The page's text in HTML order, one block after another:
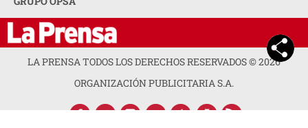
LA PRENSA TODOS LOS DERECHOS RESERVADOS ©2026
ORGANIZACIÓN PUBLICITARIA S.A.